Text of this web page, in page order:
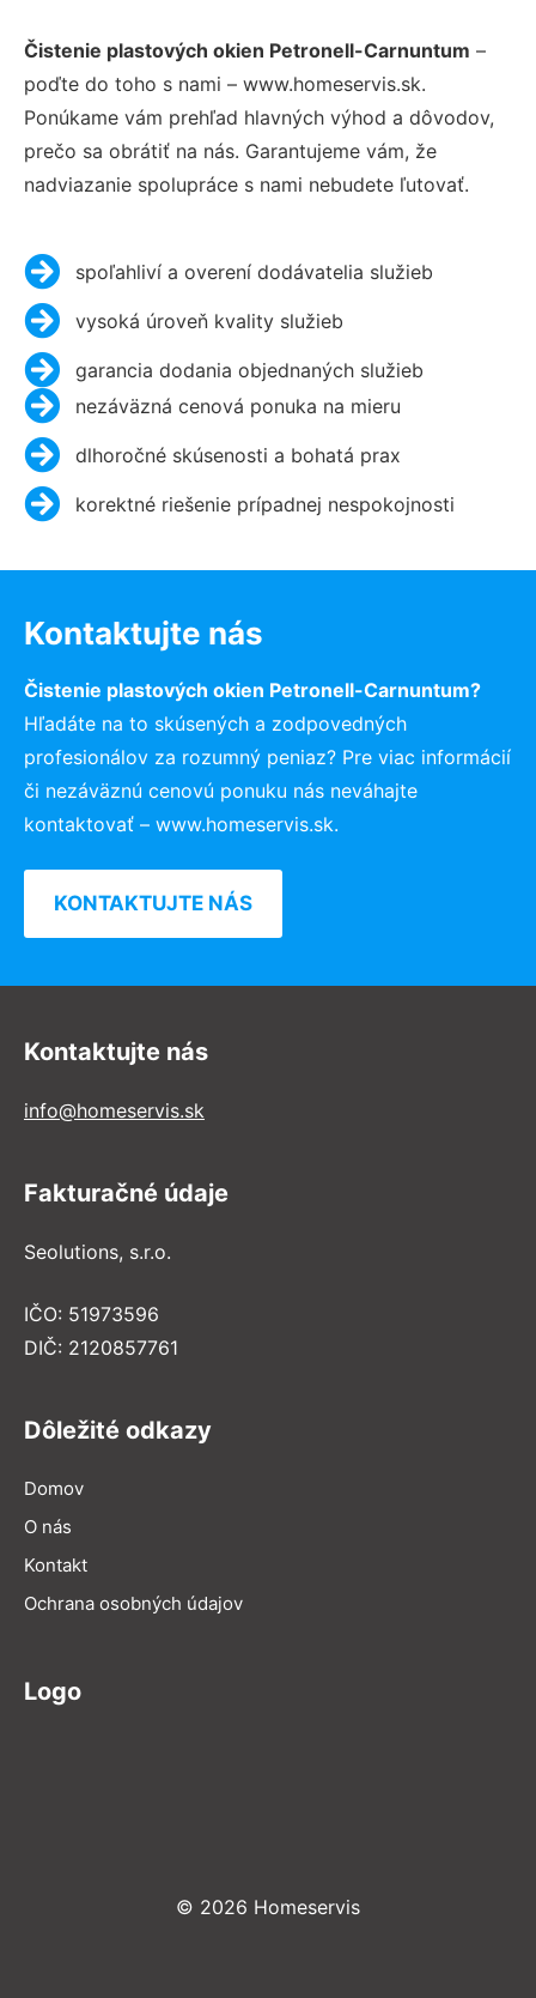
Čistenie plastových okien Petronell-Carnuntum –
poďte do toho s nami – www.homeservis.sk.
Ponúkame vám prehľad hlavných výhod a dôvodov,
prečo sa obrátiť na nás. Garantujeme vám, že
nadviazanie spolupráce s nami nebudete ľutovať.
spoľahliví a overení dodávatelia služieb
vysoká úroveň kvality služieb
garancia dodania objednaných služieb
nezáväzná cenová ponuka na mieru
dlhoročné skúsenosti a bohatá prax
korektné riešenie prípadnej nespokojnosti
Kontaktujte nás
Čistenie plastových okien Petronell-Carnuntum?
Hľadáte na to skúsených a zodpovedných
profesionálov za rozumný peniaz? Pre viac informácií
či nezáväznú cenovú ponuku nás neváhajte
kontaktovať – www.homeservis.sk.
KONTAKTUJTE NÁS
Kontaktujte nás
info@homeservis.sk
Fakturačné údaje
Seolutions, s.r.o.
IČO: 51973596
DIČ: 2120857761
Dôležité odkazy
Domov
O nás
Kontakt
Ochrana osobných údajov
Logo
© 2026 Homeservis